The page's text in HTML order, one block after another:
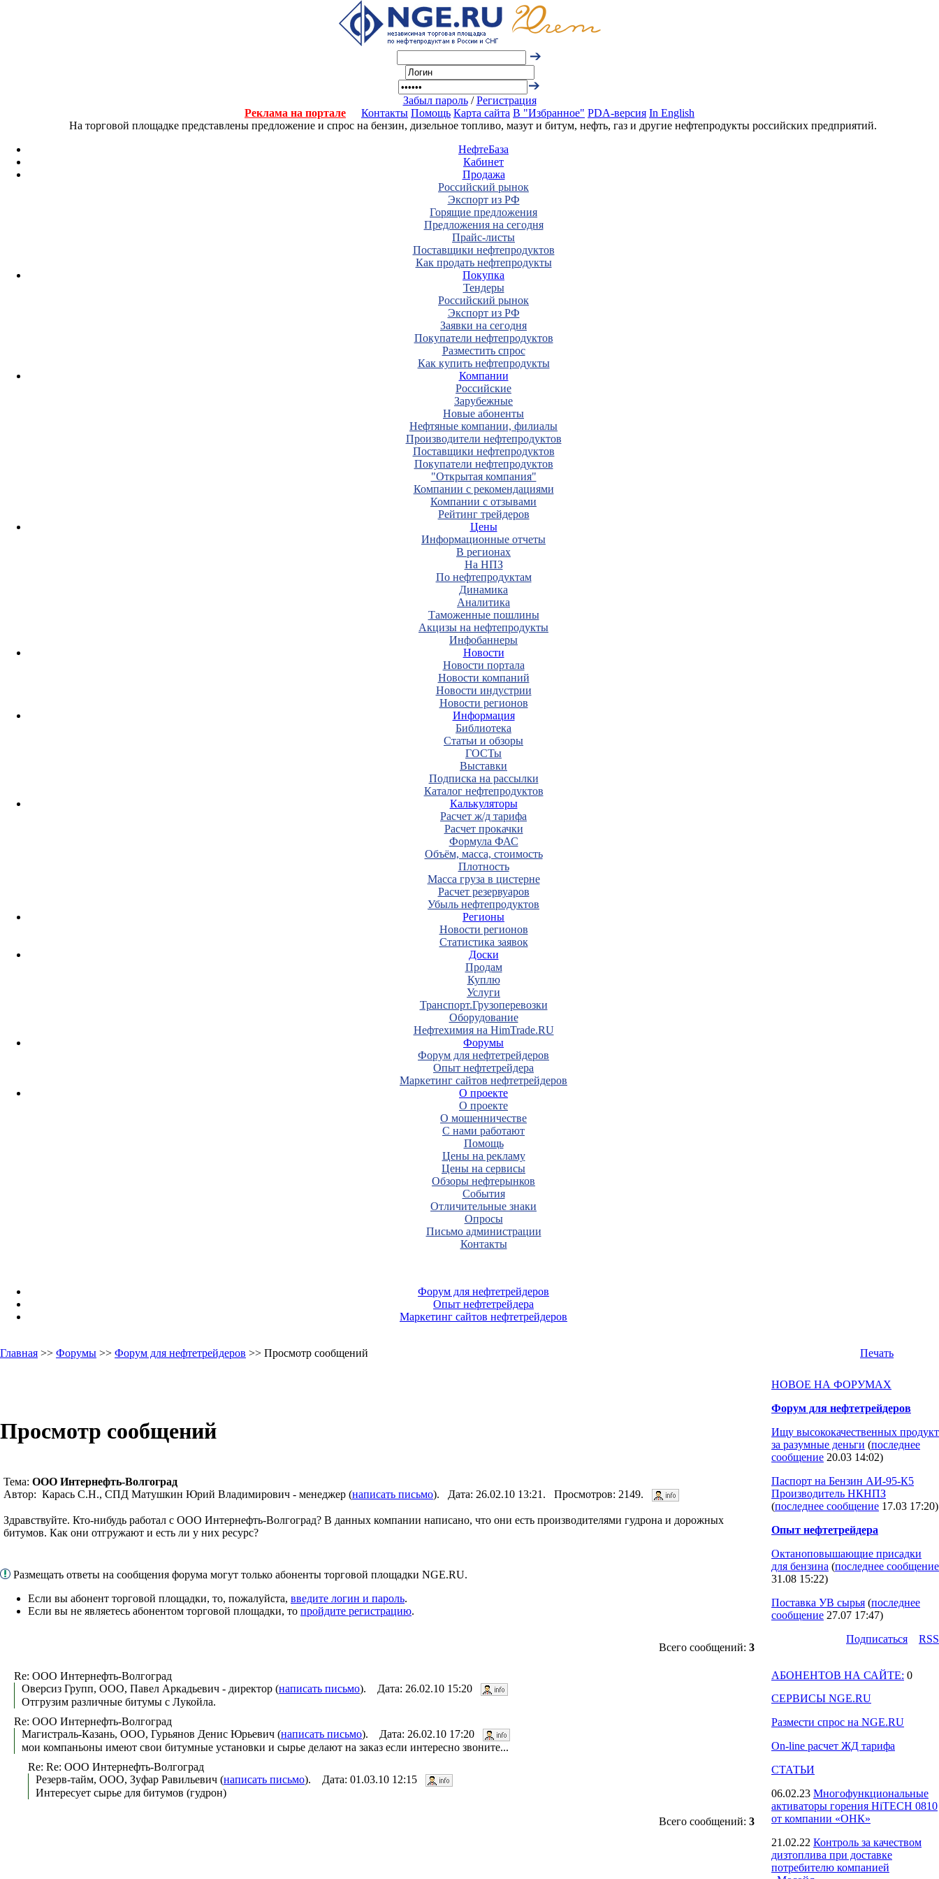
Забыл пароль/Регистрация
Реклама на портале
Контакты Помощь Карта сайта В "Избранное" PDA-версия In English
На торговой площадке представлены предложение и спрос на бензин, дизельное топливо, мазут и битум, нефть, газ и другие нефтепродукты российских предприятий.
НефтеБаза
Кабинет
Продажа
Российский рынок
Экспорт из РФ
Горящие предложения
Предложения на сегодня
Прайс-листы
Поставщики нефтепродуктов
Как продать нефтепродукты
Покупка
Тендеры
Российский рынок
Экспорт из РФ
Заявки на сегодня
Покупатели нефтепродуктов
Разместить спрос
Как купить нефтепродукты
Компании
Российские
Зарубежные
Новые абоненты
Нефтяные компании, филиалы
Производители нефтепродуктов
Поставщики нефтепродуктов
Покупатели нефтепродуктов
"Открытая компания"
Компании с рекомендациями
Компании с отзывами
Рейтинг трейдеров
Цены
Информационные отчеты
В регионах
На НПЗ
По нефтепродуктам
Динамика
Аналитика
Таможенные пошлины
Акцизы на нефтепродукты
Инфобаннеры
Новости
Новости портала
Новости компаний
Новости индустрии
Новости регионов
Информация
Библиотека
Статьи и обзоры
ГОСТы
Выставки
Подписка на рассылки
Каталог нефтепродуктов
Калькуляторы
Расчет ж/д тарифа
Расчет прокачки
Формула ФАС
Объём, масса, стоимость
Плотность
Масса груза в цистерне
Расчет резервуаров
Убыль нефтепродуктов
Регионы
Новости регионов
Статистика заявок
Доски
Продам
Куплю
Услуги
Транспорт.Грузоперевозки
Оборудование
Нефтехимия на HimTrade.RU
Форумы
Форум для нефтетрейдеров
Опыт нефтетрейдера
Маркетинг сайтов нефтетрейдеров
О проекте
О проекте
О мошенничестве
С нами работают
Помощь
Цены на рекламу
Цены на сервисы
Обзоры нефтерынков
События
Отличительные знаки
Опросы
Письмо администрации
Контакты
Форум для нефтетрейдеров
Опыт нефтетрейдера
Маркетинг сайтов нефтетрейдеров
Главная >> Форумы >> Форум для нефтетрейдеров >> Просмотр сообщений Печать
Просмотр сообщений
Тема: ООО Интернефть-Волгоград
Автор: Карась С.Н., СПД Матушкин Юрий Владимирович - менеджер (написать письмо). Дата: 26.02.10 13:21. Просмотров: 2149.
Здравствуйте. Кто-нибудь работал с ООО Интернефть-Волгоград? В данных компании написано, что они есть производителями гудрона и дорожных
битумов. Как они отгружают и есть ли у них ресурс?
Размещать ответы на сообщения форума могут только абоненты торговой площадки NGE.RU.
Если вы абонент торговой площадки, то, пожалуйста, введите логин и пароль.
Если вы не являетесь абонентом торговой площадки, то пройдите регистрацию.
Всего сообщений: 3
Re: ООО Интернефть-Волгоград
Оверсиз Групп, ООО, Павел Аркадьевич - директор (написать письмо). Дата: 26.02.10 15:20
Отгрузим различные битумы с Лукойла.
Re: ООО Интернефть-Волгоград
Магистраль-Казань, ООО, Гурьянов Денис Юрьевич (написать письмо). Дата: 26.02.10 17:20
мои компаньоны имеют свои битумные установки и сырье делают на заказ если интересно звоните...
Re: Re: ООО Интернефть-Волгоград
Резерв-тайм, ООО, Зуфар Равильевич (написать письмо). Дата: 01.03.10 12:15
Интересует сырье для битумов (гудрон)
Всего сообщений: 3
НОВОЕ НА ФОРУМАХ
Форум для нефтетрейдеров
Ищу высококачественных продукт
за разумные деньги (последнее
сообщение 20.03 14:02)
Паспорт на Бензин АИ-95-К5
Производитель НКНПЗ
(последнее сообщение 17.03 17:20)
Опыт нефтетрейдера
Октаноповышающие присадки
для бензина (последнее сообщение
31.08 15:22)
Поставка УВ сырья (последнее
сообщение 27.07 17:47)
Подпиcаться
RSS
АБОНЕНТОВ НА САЙТЕ: 0
СЕРВИСЫ NGE.RU
Размести спрос на NGE.RU
On-line расчет ЖД тарифа
СТАТЬИ
06.02.23 Многофункциональные
активаторы горения HiTECH 0810
от компании «ОНК»
21.02.22 Контроль за качеством
дизтоплива при доставке
потребителю компанией